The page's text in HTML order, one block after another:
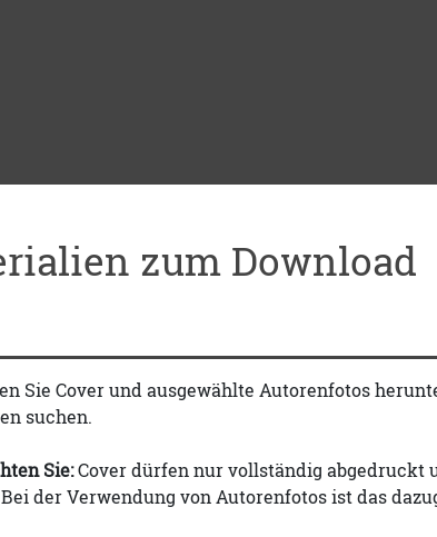
zum Download
Sie Cover und ausgewählte Autorenfotos
suchen.
Sie:Cover dürfen nur vollständig abgedruckt
der Verwendung von Autorenfotos ist das